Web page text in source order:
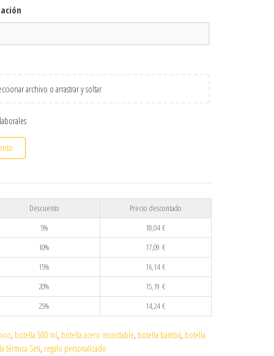
archivo o arrastrar y soltar
500 ml personalizada con tapa de bambú cantidad
Descuento
Precio descontado
5% 18,04€
10% 17,09€
15% 16,14€
20% 15,19€
25% 14,24€
, botella 500 ml, botella acero inoxidable, botella bambú, botella
térmica Seti, regalo personalizado